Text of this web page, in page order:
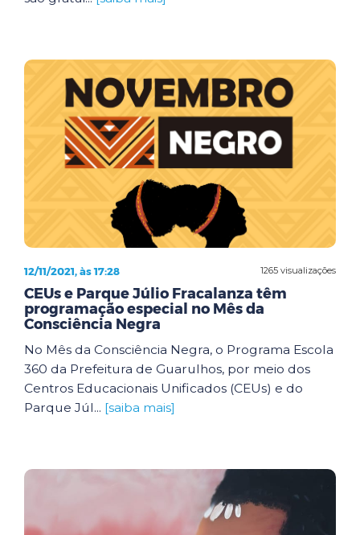
1265 visualizações
12/11/2021, às 17:28
CEUs e Parque Júlio Fracalanza têm
programação especial no Mês da
Consciência Negra
No Mês da Consciência Negra, o Programa Escola
360 da Prefeitura de Guarulhos, por meio dos
Centros Educacionais Unificados (CEUs) e do
Parque Júl... [saiba mais]